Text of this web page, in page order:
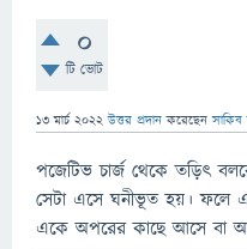
0
টি ভোট
13 মার্চ 2022 উত্তর প্রদান করেছেন
পজেটিভ চার্জ থেকে তড়িৎ
সেটা এসে ঘনীভূত হয়। ফলে
একে অপরের কাছে আসে বা